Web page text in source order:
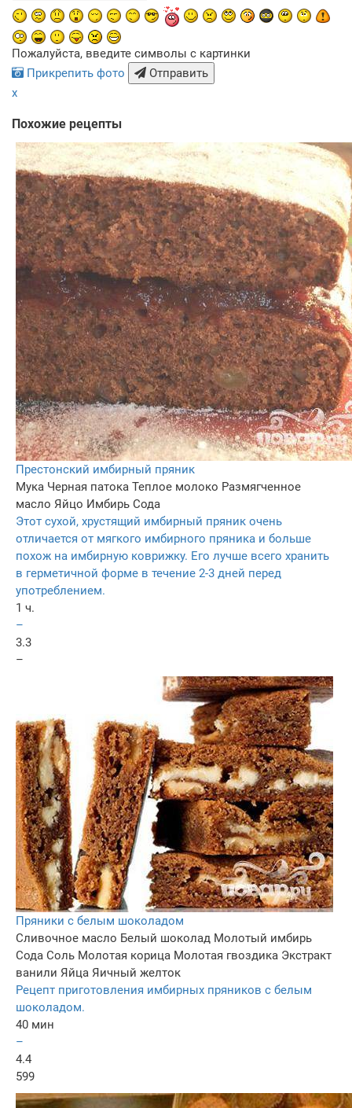
Пожалуйста, введите символы с картинки
Прикрепить фото
Отправить
x
Похожие рецепты
Престонский имбирный пряник
Мука Черная патока Теплое молоко Размягченное
масло Яйцо Имбирь Сода
Этот сухой, хрустящий имбирный пряник очень
отличается от мягкого имбирного пряника и больше
похож на имбирную коврижку. Его лучше всего хранить
в герметичной форме в течение 2-3 дней перед
употреблением.
1 ч.
–
3.3
–
Пряники с белым шоколадом
Сливочное масло Белый шоколад Молотый имбирь
Сода Соль Молотая корица Молотая гвоздика Экстракт
ванили Яйца Яичный желток
Рецепт приготовления имбирных пряников с белым
шоколадом.
40 мин
–
4.4
599